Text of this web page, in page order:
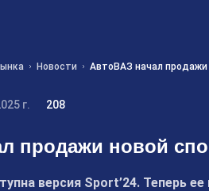
Новости АвтоВАЗ начал продажи
г. 208
продажи новой
версия Sport’24. Теперь